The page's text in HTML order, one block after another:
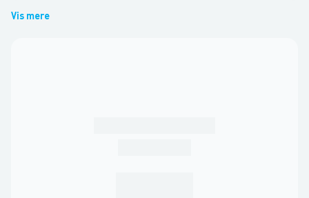
Vis mere